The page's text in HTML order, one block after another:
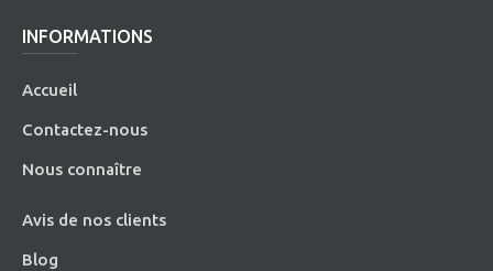
INFORMATIONS
Accueil
Contactez-nous
Nous connaître
Avis de nos clients
Blog